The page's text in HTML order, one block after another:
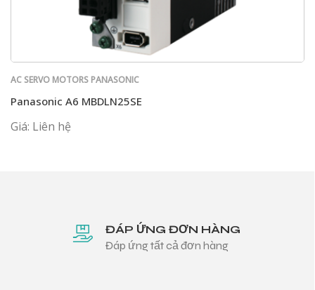
AC SERVO MOTORS PANASONIC
Panasonic A6 MBDLN25SE
Giá: Liên hệ
ĐÁP ỨNG ĐƠN HÀNG
Đáp ứng tất cả đơn hàng